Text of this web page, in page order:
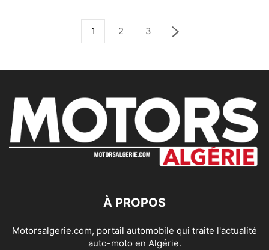
1 2 3
À PROPOS
Motorsalgerie.com, portail automobile qui traite l'actualité
auto-moto en Algérie.